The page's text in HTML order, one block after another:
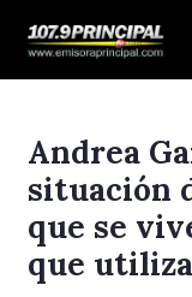
Andrea
situación
que se
que
de